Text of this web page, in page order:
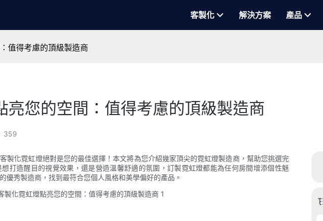
客製化 解決方案 產品
值得考慮的頂級製造商
亮您的空間：值得考慮的頂級製造商
359
製化霓虹燈絕對是您的最佳選擇！本文將為您介紹幾家頂尖的霓虹燈製造商，幫助您挑選完
打造醒目的視覺效果，還是營造溫馨舒適的氛圍，訂製霓虹燈都能為任何房間增添個性魅
優秀製造商，找到最符合您個人風格和美學偏好的產品。